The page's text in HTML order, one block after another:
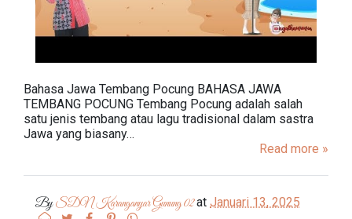
Bahasa Jawa Tembang Pocung BAHASA JAWA
TEMBANG POCUNG Tembang Pocung adalah salah
satu jenis tembang atau lagu tradisional dalam sastra
Jawa yang biasany…
Read more »
BySDN Karanganyar Gunung 02at Januari 13, 2025